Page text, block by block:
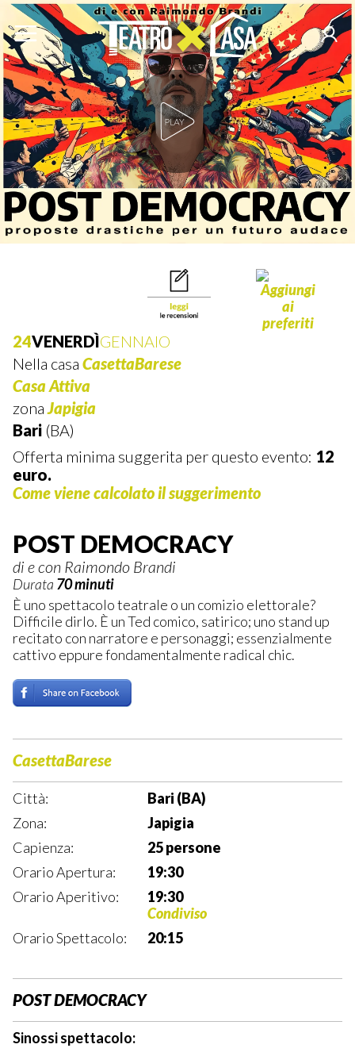
Play Video
24VENERDÌGENNAIO
Nella casaCasettaBarese
Casa Attiva
zonaJapigia
Bari (BA)
Offerta minima suggerita per questo evento: 12
euro.
Come viene calcolato il suggerimento
POST DEMOCRACY
di e con Raimondo Brandi
Durata 70 minuti
È uno spettacolo teatrale o un comizio elettorale?
Difficile dirlo. È un Ted comico, satirico; uno stand up
recitato con narratore e personaggi; essenzialmente
cattivo eppure fondamentalmente radical chic.
CasettaBarese
Città:
Bari (BA)
Zona:
Japigia
Capienza:
25 persone
Orario Apertura:
19:30
Orario Aperitivo:
19:30
Condiviso
Orario Spettacolo:
20:15
POST DEMOCRACY
Sinossi spettacolo: